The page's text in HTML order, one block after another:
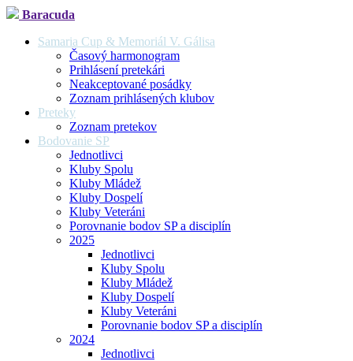
Baracuda
Samaria Cup & Memoriál V. Gálisa
Časový harmonogram
Prihlásení pretekári
Neakceptované posádky
Zoznam prihlásených klubov
Preteky
Zoznam pretekov
Bodovanie SP
Jednotlivci
Kluby Spolu
Kluby Mládež
Kluby Dospelí
Kluby Veteráni
Porovnanie bodov SP a disciplín
2025
Jednotlivci
Kluby Spolu
Kluby Mládež
Kluby Dospelí
Kluby Veteráni
Porovnanie bodov SP a disciplín
2024
Jednotlivci